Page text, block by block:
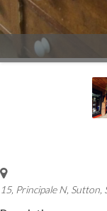
15, Principale N, Sutton